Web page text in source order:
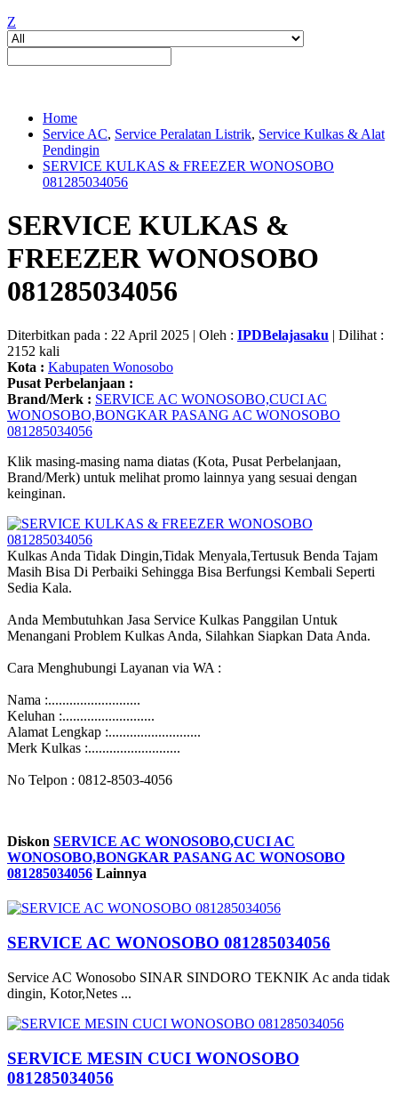
Z
Home
Service AC, Service Peralatan Listrik, Service Kulkas & Alat
Pendingin
SERVICE KULKAS & FREEZER WONOSOBO
081285034056
SERVICE KULKAS &
FREEZER WONOSOBO
081285034056
Diterbitkan pada : 22 April 2025 | Oleh : IPDBelajasaku | Dilihat :
2152 kali
Kota : Kabupaten Wonosobo
Pusat Perbelanjaan :
Brand/Merk : SERVICE AC WONOSOBO,CUCI AC
WONOSOBO,BONGKAR PASANG AC WONOSOBO
081285034056
Klik masing-masing nama diatas (Kota, Pusat Perbelanjaan,
Brand/Merk) untuk melihat promo lainnya yang sesuai dengan
keinginan.
Kulkas Anda Tidak Dingin,Tidak Menyala,Tertusuk Benda Tajam
Masih Bisa Di Perbaiki Sehingga Bisa Berfungsi Kembali Seperti
Sedia Kala.
Anda Membutuhkan Jasa Service Kulkas Panggilan Untuk
Menangani Problem Kulkas Anda, Silahkan Siapkan Data Anda.
Cara Menghubungi Layanan via WA :
Nama :..........................
Keluhan :..........................
Alamat Lengkap :..........................
Merk Kulkas :..........................
No Telpon : 0812-8503-4056
Diskon SERVICE AC WONOSOBO,CUCI AC
WONOSOBO,BONGKAR PASANG AC WONOSOBO
081285034056 Lainnya
SERVICE AC WONOSOBO 081285034056
Service AC Wonosobo SINAR SINDORO TEKNIK Ac anda tidak
dingin, Kotor,Netes ...
SERVICE MESIN CUCI WONOSOBO
081285034056